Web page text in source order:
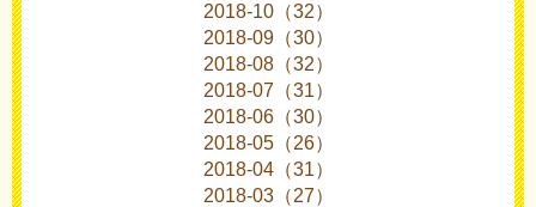
2018-10（32）
2018-09（30）
2018-08（32）
2018-07（31）
2018-06（30）
2018-05（26）
2018-04（31）
2018-03（27）